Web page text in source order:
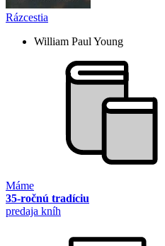
Rázcestia
William Paul Young
Máme
35-ročnú tradíciu
predaja kníh